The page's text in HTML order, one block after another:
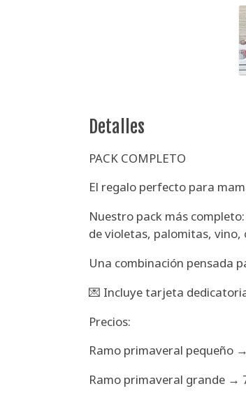
Detalles
PACK COMPLETO
El regalo perfecto para
Nuestro pack más
de violetas, palomitas, vino,
Una combinación pensada
💌 Incluye tarjeta
Precios:
Ramo primaveral pequeño
Ramo primaveral grande →